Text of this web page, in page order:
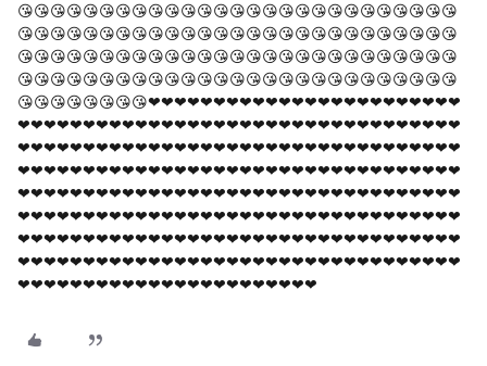
😘😘😘😘😘😘😘😘😘😘😘😘😘😘😘😘😘😘😘😘😘😘😘😘😘😘😘
😘😘😘😘😘😘😘😘😘😘😘😘😘😘😘😘😘😘😘😘😘😘😘😘😘😘😘
😘😘😘😘😘😘😘😘😘😘😘😘😘😘😘😘😘😘😘😘😘😘😘😘😘😘😘
😘😘😘😘😘😘😘😘😘😘😘😘😘😘😘😘😘😘😘😘😘😘😘😘😘😘😘
😘😘😘😘😘😘😘😘❤❤❤❤❤❤❤❤❤❤❤❤❤❤❤❤❤❤❤❤❤❤❤❤
❤❤❤❤❤❤❤❤❤❤❤❤❤❤❤❤❤❤❤❤❤❤❤❤❤❤❤❤❤❤❤❤❤❤
❤❤❤❤❤❤❤❤❤❤❤❤❤❤❤❤❤❤❤❤❤❤❤❤❤❤❤❤❤❤❤❤❤❤
❤❤❤❤❤❤❤❤❤❤❤❤❤❤❤❤❤❤❤❤❤❤❤❤❤❤❤❤❤❤❤❤❤❤
❤❤❤❤❤❤❤❤❤❤❤❤❤❤❤❤❤❤❤❤❤❤❤❤❤❤❤❤❤❤❤❤❤❤
❤❤❤❤❤❤❤❤❤❤❤❤❤❤❤❤❤❤❤❤❤❤❤❤❤❤❤❤❤❤❤❤❤❤
❤❤❤❤❤❤❤❤❤❤❤❤❤❤❤❤❤❤❤❤❤❤❤❤❤❤❤❤❤❤❤❤❤❤
❤❤❤❤❤❤❤❤❤❤❤❤❤❤❤❤❤❤❤❤❤❤❤❤❤❤❤❤❤❤❤❤❤❤
❤❤❤❤❤❤❤❤❤❤❤❤❤❤❤❤❤❤❤❤❤❤❤